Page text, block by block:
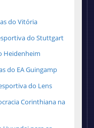
do Vitória
do Stuttgart
Heidenheim
do EA Guingamp
do Lens
Corinthiana na